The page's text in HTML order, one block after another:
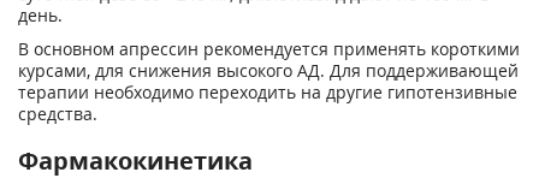
день.
В основном апрессин рекомендуется применять короткими
курсами, для снижения высокого АД. Для поддерживающей
терапии необходимо переходить на другие гипотензивные
средства.
Фармакокинетика